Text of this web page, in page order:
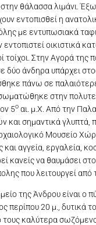
θάλασσα λιμάνι. Έξω
εντοπισθεί η
με εντυπωσιακά
οικιστικά
τοίχοι. Στην Αγορά της
δύο άνδηρα υπάρχει
πάνω σε
στην
5ο αι. μ.Χ. Από την
και σημαντικά γλυπτά,
Μουσείο
αγγεία, εργαλεία,
κανείς να θαυμάσει
που λειτουργεί από
της Άνδρου είναι ο
περίπου 20 μ., δυτικά
τους καλύτερα